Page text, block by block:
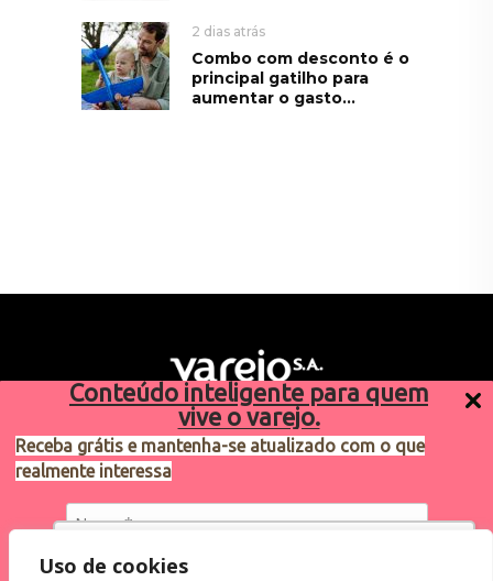
Conteúdo inteligente para quem
vive o varejo.
Receba grátis e mantenha-se atualizado com o que
realmente interessa
Utilizamos cookies para oferecer melhor
Uso de cookies
2 dias atrás
Combo com desconto é o
principal gatilho para
aumentar o gasto...
Sugestões de pauta
varejosa@cndl.org.br